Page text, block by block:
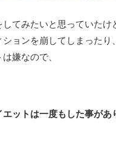
てみたいと思っていたけ
ションを崩してしまったり
嫌なので、
ットは一度もした事があ